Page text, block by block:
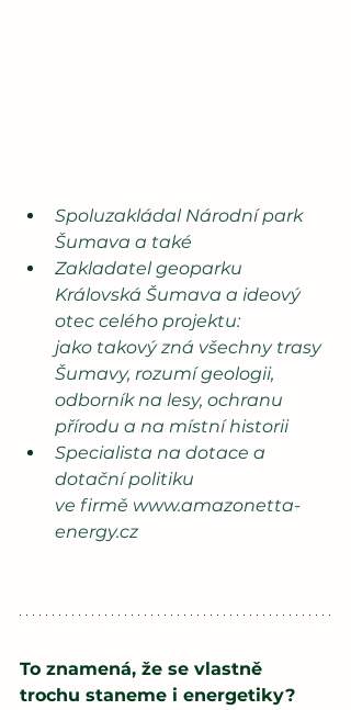
Spoluzakládal Národní park
Šumava a také
Zakladatel geoparku
Královská Šumava a ideový
otec celého projektu:
jako takový zná všechny trasy
Šumavy, rozumí geologii,
odborník na lesy, ochranu
přírodu a na místní historii
Specialista na dotace a
dotační politiku
ve firmě www.amazonetta-
energy.cz
To znamená, že se vlastně
trochu staneme i energetiky?